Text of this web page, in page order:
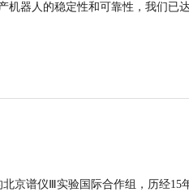
器人的稳定性和可靠性，我们已
京谱仪Ⅲ实验国际合作组，历经15